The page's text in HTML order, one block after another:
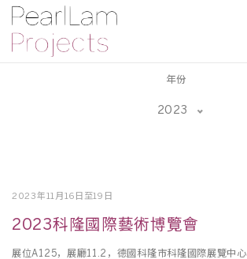
年份
2023
2023年11月16日至19日
2023科隆國際藝術博覽會
展位A125，展廳11.2，德國科隆市科隆國際展覽中⼼